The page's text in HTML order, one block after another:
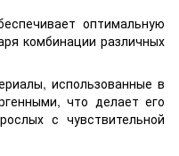
оптимальную
комбинации различных
использованные в
что делает его
с чувствительной